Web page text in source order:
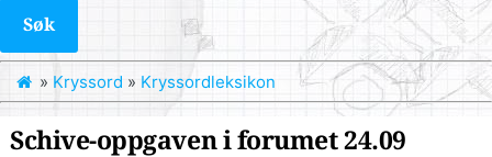
Søk
» Kryssord » Kryssordleksikon
Schive-oppgaven i forumet 24.09